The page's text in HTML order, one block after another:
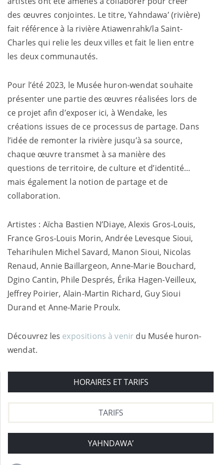
des œuvres conjointes. Le titre,Yahndawa’ (rivière)
fait référence à la rivière Atiawenrahk/la Saint-
Charles qui relie les deux villes et fait le lien entre
les deux communautés.
Pour l’été 2023, le Musée huron-wendat souhaite
présenter une partie des œuvres réalisées lors de
ce projet afin d’exposer ici, à Wendake, les
créations issues de ce processus de partage. Dans
l’idée de remonter la rivière jusqu’à sa source,
chaque œuvre transmet à sa manière des
questions de territoire, de culture et d’identité…
mais également la notion de partage et de
collaboration.
Artistes : Aïcha Bastien N’Diaye, Alexis Gros-Louis,
France Gros-Louis Morin, Andrée Levesque Sioui,
Teharihulen Michel Savard, Manon Sioui, Nicolas
Renaud, Annie Baillargeon, Anne-Marie Bouchard,
Dgino Cantin, Phile Després, Érika Hagen-Veilleux,
Jeffrey Poirier, Alain-Martin Richard, Guy Sioui
Durand et Anne-Marie Proulx.
Découvrez les expositions à venir du Musée huron-
wendat.
HORAIRES ET TARIFS
TARIFS
YAHNDAWA’